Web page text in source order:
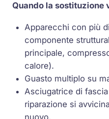
Quando la sostituzione
Apparecchi con più
componente
principale,
calore).
Guasto multiplo su
Asciugatrice di
riparazione si